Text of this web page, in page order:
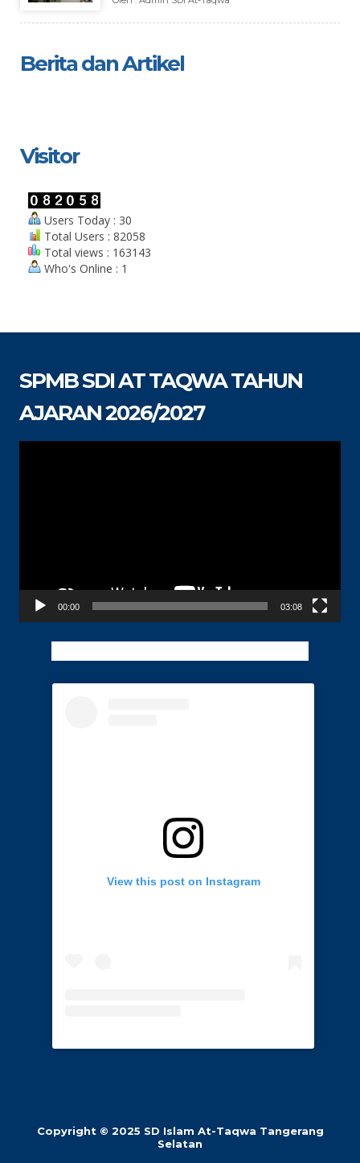
Berita dan Artikel
Visitor
Users Today : 30
Total Users : 82058
Total views : 163143
Who's Online : 1
SPMB SDI AT TAQWA TAHUN
AJARAN 2026/2027
00:00 03:08
View this post on Instagram
Copyright © 2025 SD Islam At-Taqwa Tangerang
Selatan